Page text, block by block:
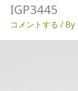
IGP3445
コメントする / By